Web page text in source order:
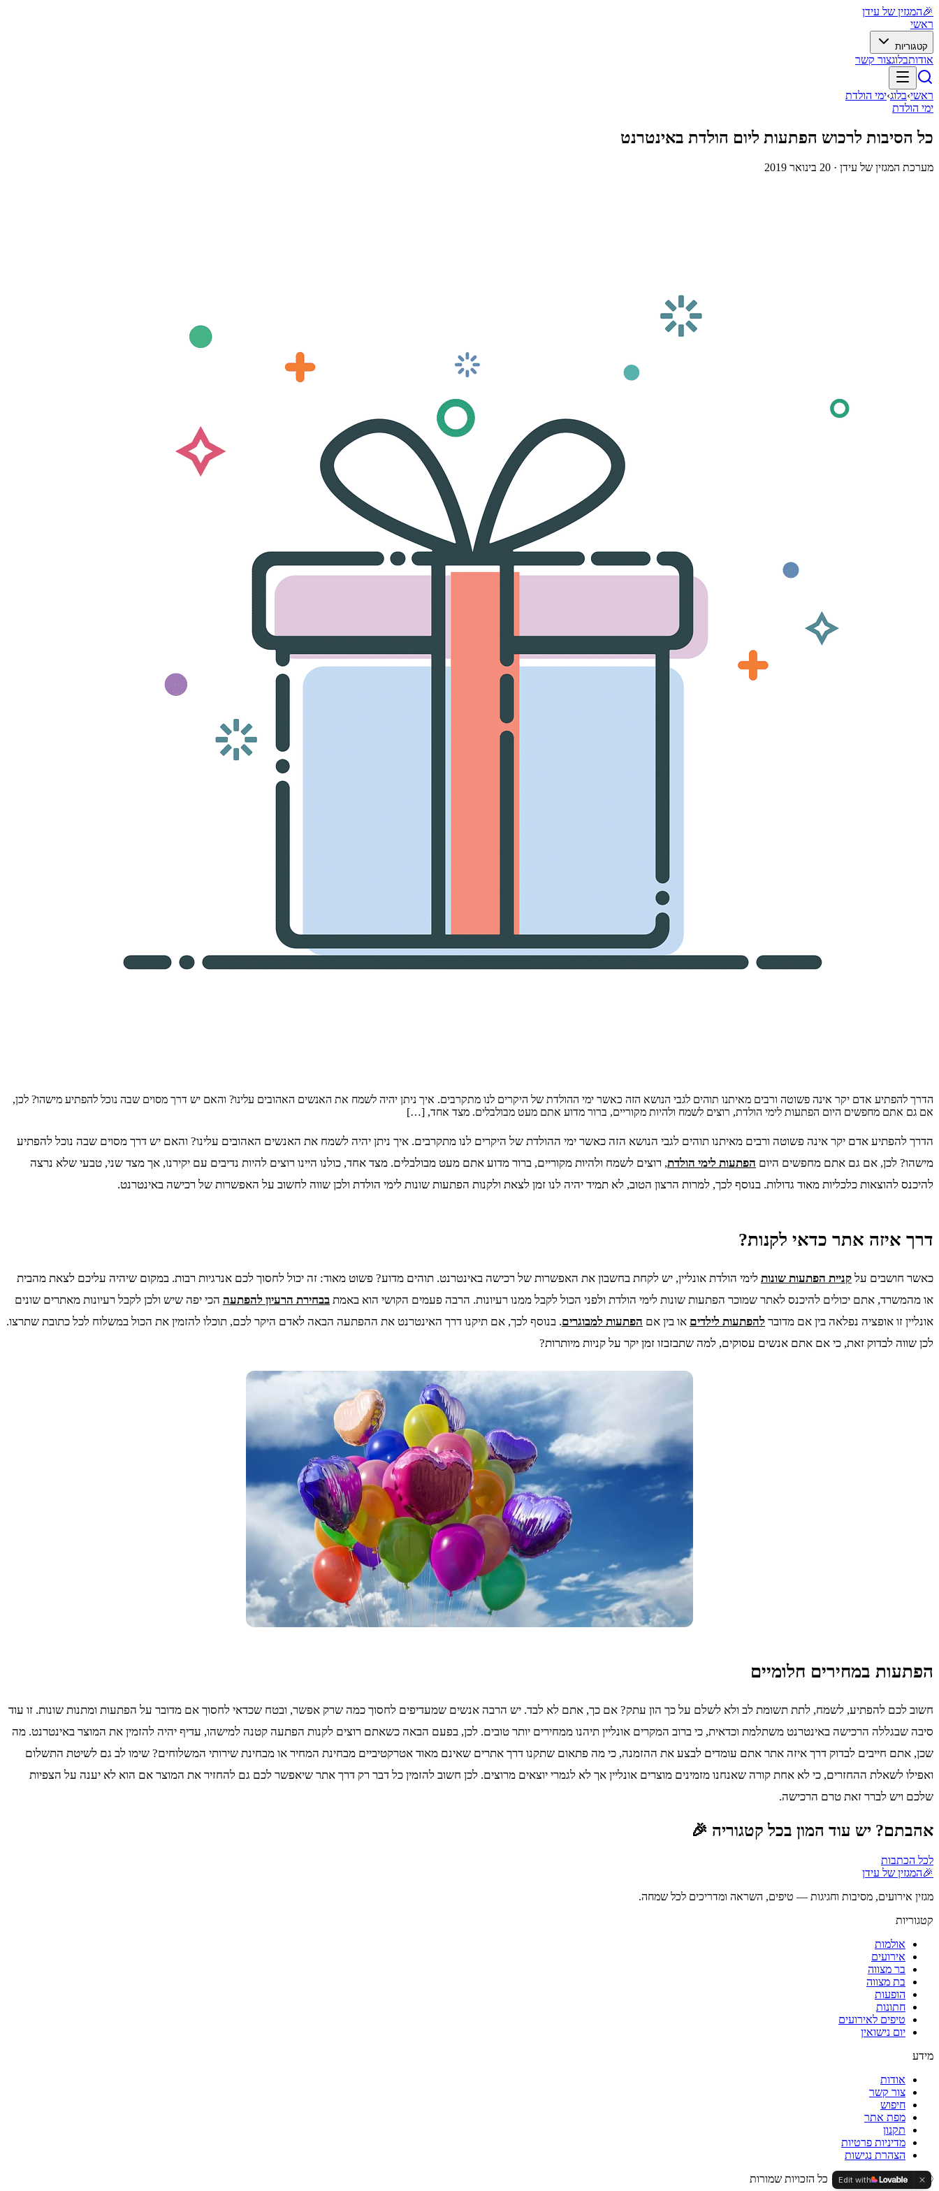
🎉המגזין של עידן
ראשי
קטגוריות
אודותבלוגצור קשר
ראשי›בלוג›ימי הולדת
ימי הולדת
כל הסיבות לרכוש הפתעות ליום הולדת באינטרנט
מערכת המגזין של עידן · 20 בינואר 2019
הדרך להפתיע אדם יקר אינה פשוטה ורבים מאיתנו תוהים לגבי הנושא הזה כאשר ימי ההולדת של היקרים לנו מתקרבים. איך ניתן יהיה לשמח את האנשים האהובים עלינו? והאם יש דרך מסוים שבה נוכל להפתיע מישהו? לכן,
אם גם אתם מחפשים היום הפתעות לימי הולדת, רוצים לשמח ולהיות מקוריים, ברור מדוע אתם מעט מבולבלים. מצד אחד, […]
הדרך להפתיע אדם יקר אינה פשוטה ורבים מאיתנו תוהים לגבי הנושא הזה כאשר ימי ההולדת של היקרים לנו מתקרבים. איך ניתן יהיה לשמח את האנשים האהובים עלינו? והאם יש דרך מסוים שבה נוכל להפתיע
מישהו? לכן, אם גם אתם מחפשים היום הפתעות לימי הולדת, רוצים לשמח ולהיות מקוריים, ברור מדוע אתם מעט מבולבלים. מצד אחד, כולנו היינו רוצים להיות נדיבים עם יקירנו, אך מצד שני, טבעי שלא נרצה
להיכנס להוצאות כלכליות מאוד גדולות. בנוסף לכך, למרות הרצון הטוב, לא תמיד יהיה לנו זמן לצאת ולקנות הפתעות שונות לימי הולדת ולכן שווה לחשוב על האפשרות של רכישה באינטרנט.
דרך איזה אתר כדאי לקנות?
כאשר חושבים על קניית הפתעות שונות לימי הולדת אונליין, יש לקחת בחשבון את האפשרות של רכישה באינטרנט. תוהים מדוע? פשוט מאוד: זה יכול לחסוך לכם אנרגיות רבות. במקום שיהיה עליכם לצאת מהבית
או מהמשרד, אתם יכולים להיכנס לאתר שמוכר הפתעות שונות לימי הולדת ולפני הכול לקבל ממנו רעיונות. הרבה פעמים הקושי הוא באמת בבחירת הרעיון להפתעה הכי יפה שיש ולכן לקבל רעיונות מאתרים שונים
אונליין זו אופציה נפלאה בין אם מדובר להפתעות לילדים או בין אם הפתעות למבוגרים. בנוסף לכך, אם תיקנו דרך האינטרנט את ההפתעה הבאה לאדם היקר לכם, תוכלו להזמין את הכול במשלוח לכל כתובת שתרצו.
לכן שווה לבדוק זאת, כי אם אתם אנשים עסוקים, למה שתבזבזו זמן יקר על קניות מיותרות?
הפתעות במחירים חלומיים
חשוב לכם להפתיע, לשמח, לתת תשומת לב ולא לשלם על כך הון עתק? אם כך, אתם לא לבד. יש הרבה אנשים שמעדיפים לחסוך כמה שרק אפשר, ובטח שכדאי לחסוך אם מדובר על הפתעות ומתנות שונות. זו עוד
סיבה שבגללה הרכישה באינטרנט משתלמת וכדאית, כי ברוב המקרים אונליין תיהנו ממחירים יותר טובים. לכן, בפעם הבאה כשאתם רוצים לקנות הפתעה קטנה למישהו, עדיף יהיה להזמין את המוצר באינטרנט. מה
שכן, אתם חייבים לבדוק דרך איזה אתר אתם עומדים לבצע את ההזמנה, כי מה פתאום שתקנו דרך אתרים שאינם מאוד אטרקטיביים מבחינת המחיר או מבחינת שירותי המשלוחים? שימו לב גם לשיטת התשלום
ואפילו לשאלת ההחזרים, כי לא אחת קורה שאנחנו מזמינים מוצרים אונליין אך לא לגמרי יוצאים מרוצים. לכן חשוב להזמין כל דבר רק דרך אתר שיאפשר לכם גם להחזיר את המוצר אם הוא לא יענה על הצפיות
שלכם ויש לברר זאת טרם הרכישה.
אהבתם? יש עוד המון בכל קטגוריה 🎉
לכל הכתבות
🎉המגזין של עידן
מגזין אירועים, מסיבות וחגיגות — טיפים, השראה ומדריכים לכל שמחה.
קטגוריות
אולמות
אירועים
בר מצווה
בת מצווה
הופעות
חתונות
טיפים לאירועים
יום נישואין
מידע
אודות
צור קשר
חיפוש
מפת אתר
תקנון
מדיניות פרטיות
הצהרת נגישות
©
2026המגזין של עידן · כל הזכויות שמורות
Edit with